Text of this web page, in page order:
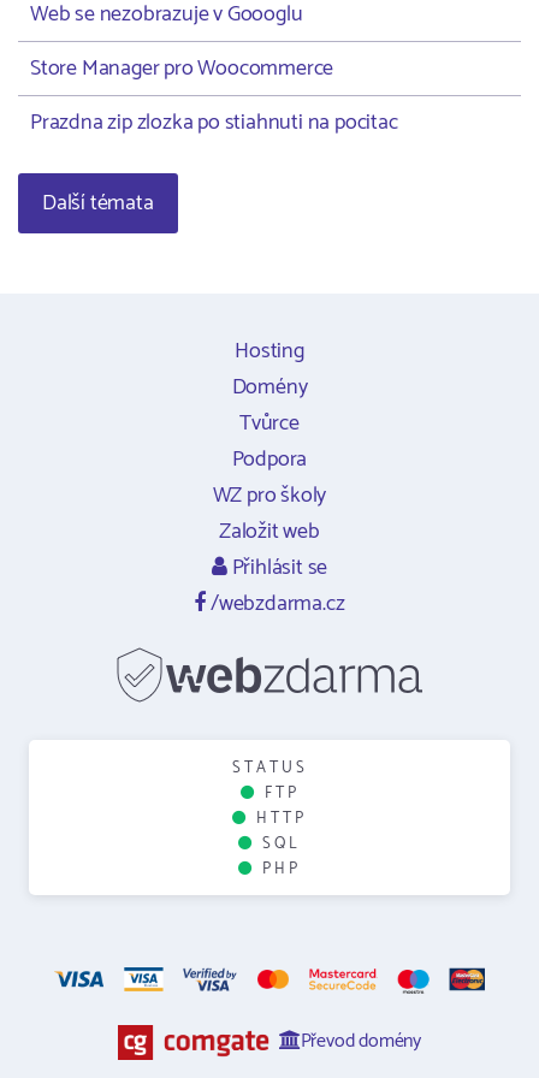
Web se nezobrazuje v Goooglu
Store Manager pro Woocommerce
Prazdna zip zlozka po stiahnuti na pocitac
Další témata
Hosting
Domény
Tvůrce
Podpora
WZ pro školy
Založit web
Přihlásit se
/webzdarma.cz
STATUS
FTP
HTTP
SQL
PHP
Převod domény